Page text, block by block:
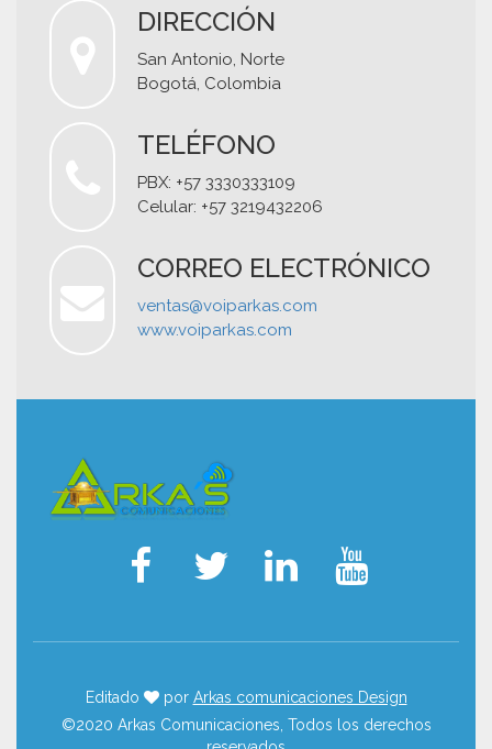
DIRECCIÓN
San Antonio, Norte
Bogotá, Colombia
TELÉFONO
PBX: +57 3330333109
Celular: +57 3219432206
CORREO ELECTRÓNICO
ventas@voiparkas.com
www.voiparkas.com
Editado por Arkas comunicaciones Design
©2020 Arkas Comunicaciones, Todos los derechos